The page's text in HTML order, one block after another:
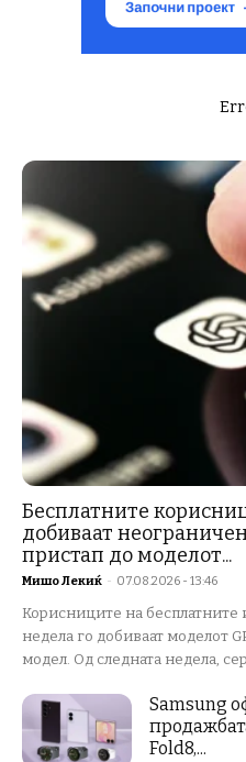
Бесплатните
добиваат
пристап до моделот...
Мишо Лекиќ - 07.08.2026 - 13:46
Корисниците на бесплатните
недела го добиваат моделот
модел. Од следната недела,
Samsung
Fold8,...